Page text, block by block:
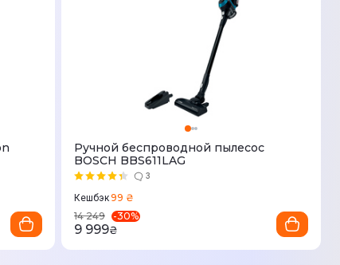
Ручной беспроводной пылесос
BOSCH BBS611LAG
3
Кешбэк99 ₴
14 249
-30%
9 999₴